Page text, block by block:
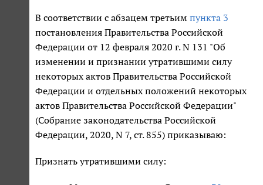
В соответствии с абзацем третьим пункта 3
постановления Правительства Российской
Федерации от 12 февраля 2020 г. N 131 "Об
изменении и признании утратившими силу
некоторых актов Правительства Российской
Федерации и отдельных положений некоторых
актов Правительства Российской Федерации"
(Собрание законодательства Российской
Федерации, 2020, N 7, ст. 855) приказываю:
Признать утратившими силу: